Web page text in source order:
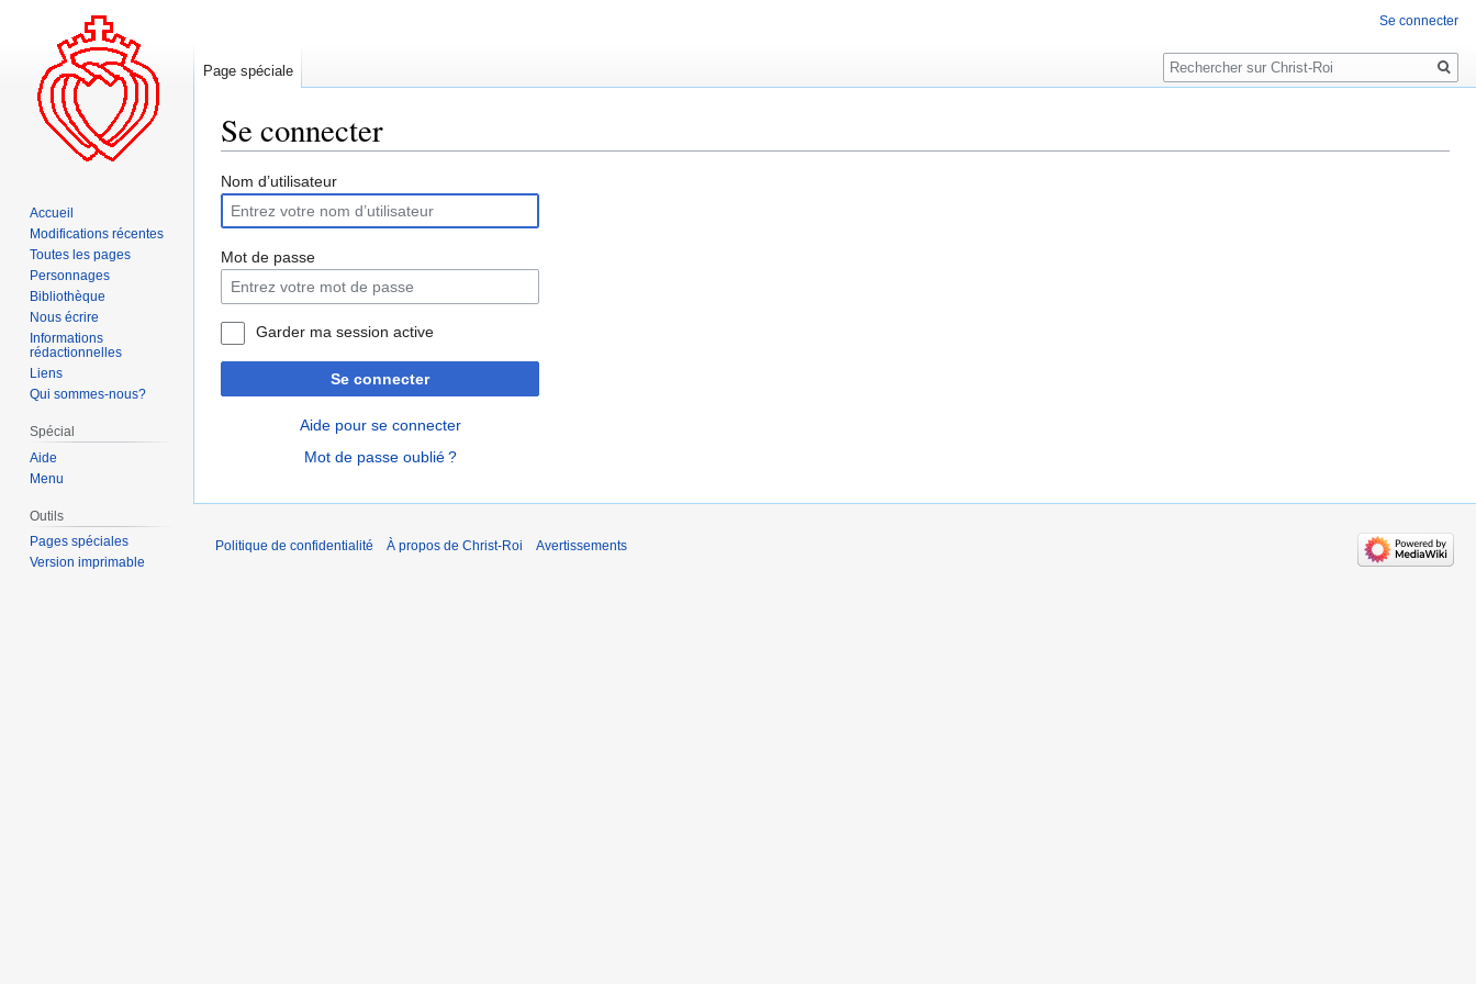
Se connecter
Aller
la
navigation
Aller
la
recherche
Nom d’utilisateur
Mot de passe
Garder ma session active
Se connecter
Aide pour se connecter
Mot de passe oublié ?
Se connecter
Page spéciale
Rechercher
Accueil
Modifications récentes
Toutes les pages
Personnages
Bibliothèque
Nous écrire
Informations
rédactionnelles
Liens
Qui sommes-nous?
Spécial
Aide
Menu
Outils
Pages spéciales
Version imprimable
Politique de confidentialité À propos de Christ-Roi Avertissements